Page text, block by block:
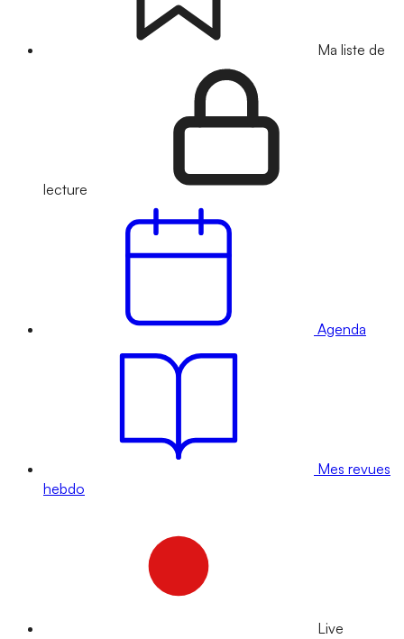
Ma liste de
lecture
Agenda
Mes revues
hebdo
Live